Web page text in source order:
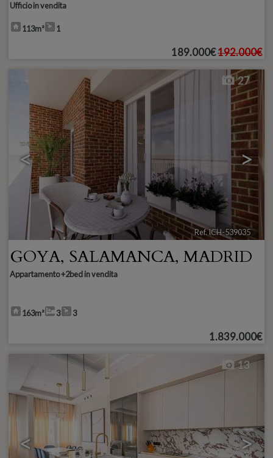
Ufficio in vendita
113m² 1
189.000€192.000€
< >
27
Ref. ICH-539035🔗
GOYA, SALAMANCA, MADRID
Appartamento +2bed in vendita
163m² 3 3
1.839.000€
< >
13